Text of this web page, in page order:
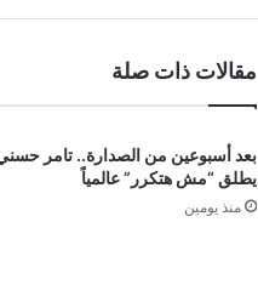
مقالات ذات صلة
بعد أسبوعين من الصدارة.. تامر
يطلق “مش هتكرر” عالمياً
منذ يومين